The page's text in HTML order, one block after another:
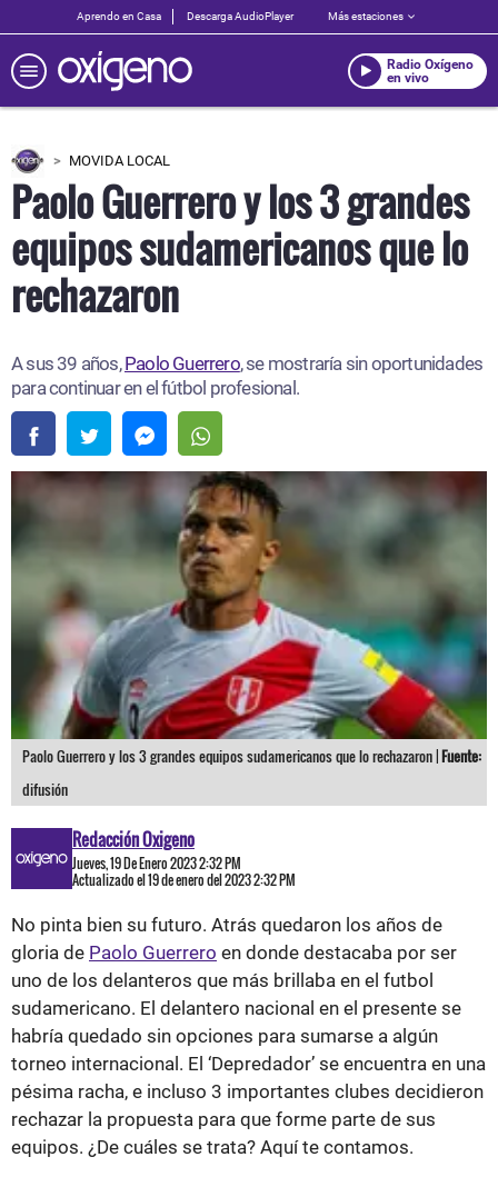
Aprendo en Casa Descarga AudioPlayer Más estaciones
Radio Oxígeno
en vivo
MOVIDA LOCAL
Paolo Guerrero y los 3 grandes
equipos sudamericanos que lo
rechazaron
A sus 39 años,Paolo Guerrero, se mostraría sin oportunidades
para continuar en el fútbol profesional.
Paolo Guerrero y los 3 grandes equipos sudamericanos que lo rechazaron |Fuente:
difusión
Redacción Oxigeno
Jueves, 19 De Enero 2023 2:32 PM
Actualizado el 19 de enero del 2023 2:32 PM
No pinta bien su futuro. Atrás quedaron los años de
gloria de Paolo Guerrero en donde destacaba por ser
uno de los delanteros que más brillaba en el futbol
sudamericano. El delantero nacional en el presente se
habría quedado sin opciones para sumarse a algún
torneo internacional. El ‘Depredador’ se encuentra en una
pésima racha, e incluso 3 importantes clubes decidieron
rechazar la propuesta para que forme parte de sus
equipos. ¿De cuáles se trata? Aquí te contamos.